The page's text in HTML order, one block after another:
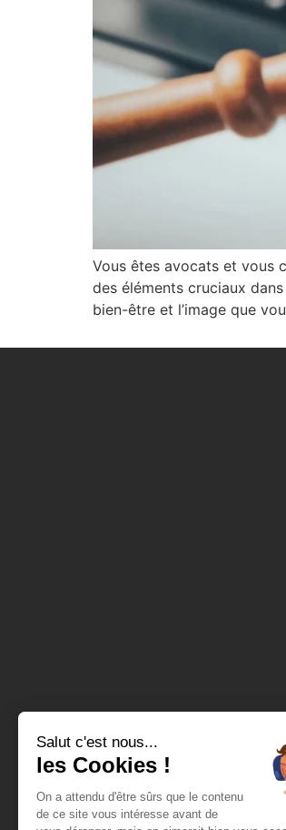
Vous êtes avocats et vous
des éléments cruciaux
bien-être et l’image que
Hub-Grade est un agent immobilier digital
Salut c'est nous...
les Cookies !
On a attendu d'être sûrs que le contenu
de ce site vous intéresse avant de